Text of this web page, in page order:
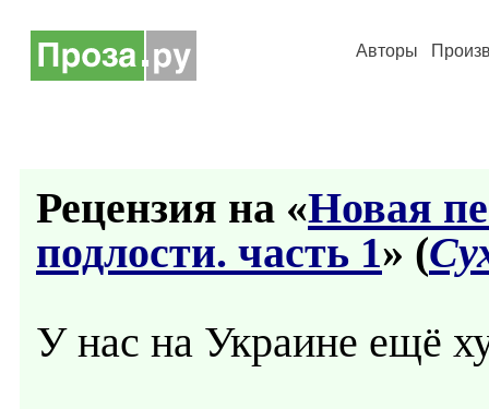
Авторы
Рецензия на «Новая
подлости. часть 1» (
У нас на Украине ещё